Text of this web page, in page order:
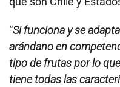
“Si funciona y se
arándano en
tipo de frutas por lo
tiene todas las